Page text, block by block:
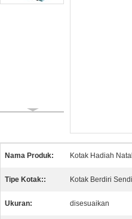
Nama Produk: Kotak Hadiah Natal
Tipe Kotak:: Kotak Berdiri
Ukuran: disesuaikan